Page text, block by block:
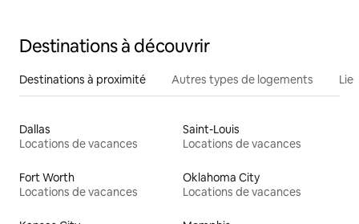
Destinations à découvrir
Destinations à proximité Autres types de logements
Dallas
Locations de vacances
Saint-Louis
Locations de vacances
Fort Worth
Locations de vacances
Oklahoma City
Locations de vacances